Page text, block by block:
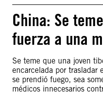
China: Se
fuerza a una
Se teme que una joven
encarcelada por trasladar
se prendió fuego, sea
médicos innecesarios